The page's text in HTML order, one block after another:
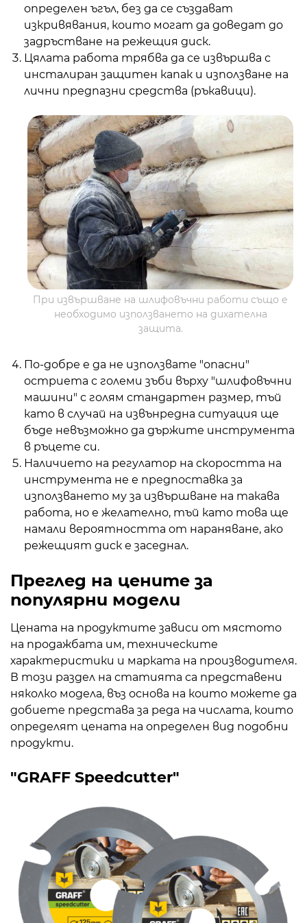
определен ъгъл, без да се създават
изкривявания, които могат да доведат до
задръстване на режещия диск.
Цялата работа трябва да се извършва с
инсталиран защитен капак и използване на
лични предпазни средства (ръкавици).
При извършване на шлифовъчни работи също е
необходимо използването на дихателна
защита.
По-добре е да не използвате "опасни"
остриета с големи зъби върху "шлифовъчни
машини" с голям стандартен размер, тъй
като в случай на извънредна ситуация ще
бъде невъзможно да държите инструмента
в ръцете си.
Наличието на регулатор на скоростта на
инструмента не е предпоставка за
използването му за извършване на такава
работа, но е желателно, тъй като това ще
намали вероятността от нараняване, ако
режещият диск е заседнал.
Преглед на цените за
популярни модели
Цената на продуктите зависи от мястото
на продажбата им, техническите
характеристики и марката на производителя.
В този раздел на статията са представени
няколко модела, въз основа на които можете да
добиете представа за реда на числата, които
определят цената на определен вид подобни
продукти.
"GRAFF Speedcutter"